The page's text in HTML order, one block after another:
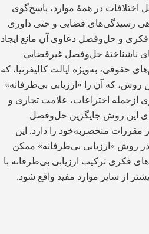
در همۀ موارد، پاسخ‌گوی
گاهی رسیدگی‌های قضایی و حتی داوری
و حل‌وفصل دعاوی آن مانع ایجاد
ناشناختۀ حل‌وفصل غیرقضایی
حقوقی، به‌ویژه ایالت کالیفرنیا، که
که آن را «ارزیابی بی‌طرفانه»
اختراعات، علامت تجاری و
این روش جایگزین حل‌وفصل
مقررات منحصربه‌خود را دارد. این
روش «ارزیابی بی‌طرفانه» ممکن
فکری ترکیب ارزیابی بی‌طرفانه با
از سایر موارد مفید واقع شود.